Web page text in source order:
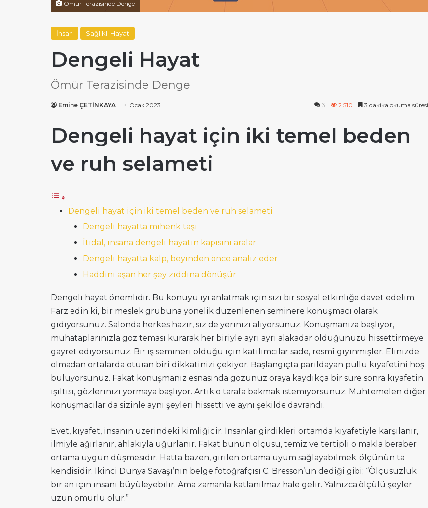
Ömür Terazisinde Denge
İnsan Sağlıklı Hayat
Dengeli Hayat
Ömür Terazisinde Denge
Emine ÇETİNKAYA Ocak 2023 3 2.510 3 dakika okuma süresi
Dengeli hayat için iki temel beden
ve ruh selameti
Dengeli hayat için iki temel beden ve ruh selameti
Dengeli hayatta mihenk taşı
İtidal, insana dengeli hayatın kapısını aralar
Dengeli hayatta kalp, beyinden önce analiz eder
Haddini aşan her şey zıddına dönüşür
Dengeli hayat önemlidir. Bu konuyu iyi anlatmak için sizi bir sosyal etkinliğe davet edelim.
Farz edin ki, bir meslek grubuna yönelik düzenlenen seminere konuşmacı olarak
gidiyorsunuz. Salonda herkes hazır, siz de yerinizi alıyorsunuz. Konuşmanıza başlıyor,
muhataplarınızla göz teması kurarak her biriyle ayrı ayrı alakadar olduğunuzu hissettirmeye
gayret ediyorsunuz. Bir iş semineri olduğu için katılımcılar sade, resmî giyinmişler. Elinizde
olmadan ortalarda oturan biri dikkatinizi çekiyor. Başlangıçta parıldayan pullu kıyafetini hoş
buluyorsunuz. Fakat konuşmanız esnasında gözünüz oraya kaydıkça bir süre sonra kıyafetin
ışıltısı, gözlerinizi yormaya başlıyor. Artık o tarafa bakmak istemiyorsunuz. Muhtemelen diğer
konuşmacılar da sizinle aynı şeyleri hissetti ve aynı şekilde davrandı.
Evet, kıyafet, insanın üzerindeki kimliğidir. İnsanlar girdikleri ortamda kıyafetiyle karşılanır,
ilmiyle ağırlanır, ahlakıyla uğurlanır. Fakat bunun ölçüsü, temiz ve tertipli olmakla beraber
ortama uygun düşmesidir. Hatta bazen, girilen ortama uyum sağlayabilmek, ölçünün ta
kendisidir. İkinci Dünya Savaşı’nın belge fotoğrafçısı C. Bresson’un dediği gibi; “Ölçüsüzlük
bir an için insanı büyüleyebilir. Ama zamanla katlanılmaz hale gelir. Yalnızca ölçülü şeyler
uzun ömürlü olur.”